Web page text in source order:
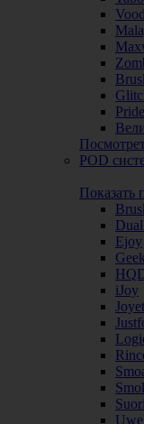
POD
Показать
Ejoy
iJoy